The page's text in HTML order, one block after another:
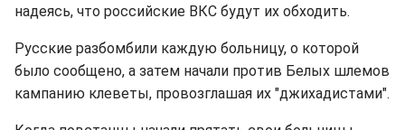
надеясь, что российские ВКС будут их обходить.
Русские разбомбили каждую больницу, о которой
было сообщено, а затем начали против Белых шлемов
кампанию клеветы, провозглашая их "джихадистами".